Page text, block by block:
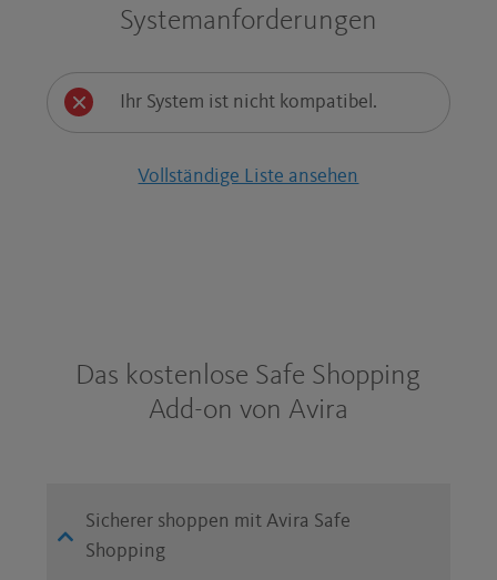
Systemanforderungen
Ihr System ist nicht kompatibel.
Vollständige Liste ansehen
Das kostenlose Safe Shopping
Add-on von Avira
Sicherer shoppen mit Avira Safe
Shopping